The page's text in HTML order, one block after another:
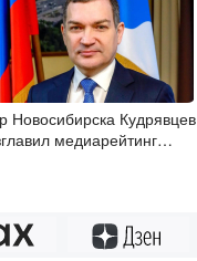
Новосибирска Кудрявцев
медиарейтинг